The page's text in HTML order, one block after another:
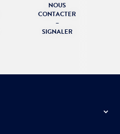
NOUS
CONTACTER
–
SIGNALER